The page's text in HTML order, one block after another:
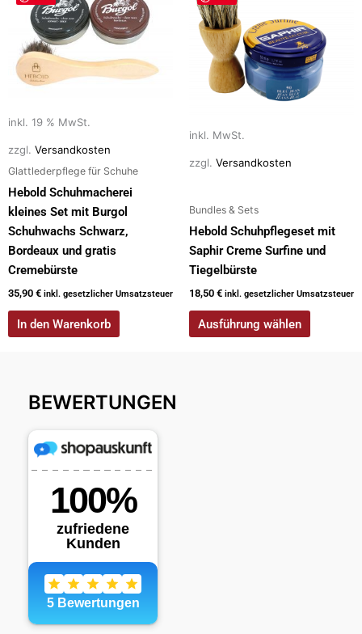
inkl. 19 % MwSt.
zzgl. Versandkosten
Glattlederpflege für Schuhe
Hebold Schuhmacherei
kleines Set mit Burgol
Schuhwachs Schwarz,
Bordeaux und gratis
Cremebürste
35,90 € inkl. gesetzlicher Umsatzsteuer
In den Warenkorb
inkl. MwSt.
zzgl. Versandkosten
Bundles & Sets
Hebold Schuhpflegeset mit
Saphir Creme Surfine und
Tiegelbürste
18,50 € inkl. gesetzlicher Umsatzsteuer
Ausführung wählen
Produkt
weist
mehrere
Varianten
können
auf
werden
BEWERTUNGEN